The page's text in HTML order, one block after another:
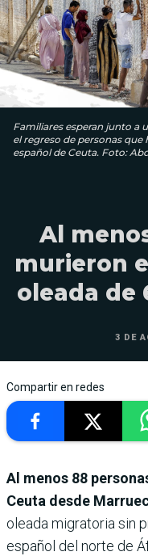
Familiares esperan junto a
el regreso de personas
español de Ceuta. Foto:
Al
murieron
oleada de
3 DE
Compartir en redes
Al menos 88
Ceuta desde
oleada migratoria sin
español del norte de